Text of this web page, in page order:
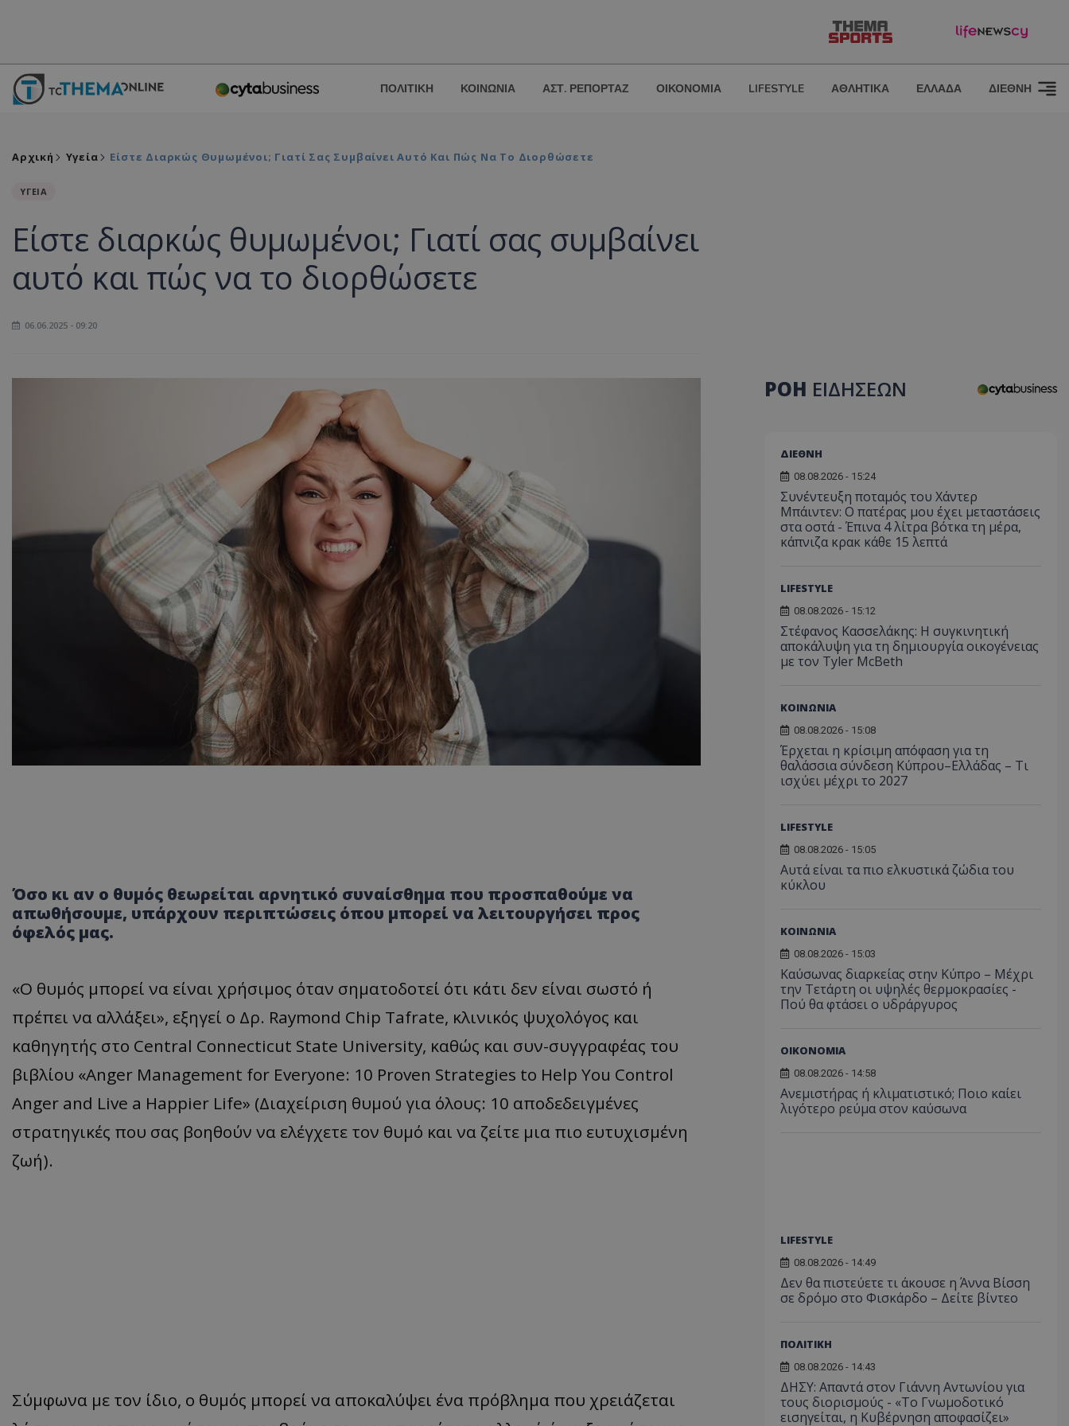
ΠΟΛΙΤΙΚΗ ΚΟΙΝΩΝΙΑ ΑΣΤ. ΡΕΠΟΡΤΑΖ ΟΙΚΟΝΟΜΙΑ LIFESTYLE ΑΘΛΗΤΙΚΑ ΕΛΛΑΔΑ ΔΙΕΘΝΗ
Αρχική Υγεία Είστε Διαρκώς Θυμωμένοι; Γιατί Σας Συμβαίνει Αυτό Και Πώς Να Το Διορθώσετε
ΥΓΕΙΑ
Είστε διαρκώς θυμωμένοι; Γιατί σας συμβαίνει
αυτό και πώς να το διορθώσετε
06.06.2025 - 09:20
Όσο κι αν ο θυμός θεωρείται αρνητικό συναίσθημα που προσπαθούμε να
απωθήσουμε, υπάρχουν περιπτώσεις όπου μπορεί να λειτουργήσει προς
όφελός μας.
«Ο θυμός μπορεί να είναι χρήσιμος όταν σηματοδοτεί ότι κάτι δεν είναι σωστό ή
πρέπει να αλλάξει», εξηγεί ο Δρ. Raymond Chip Tafrate, κλινικός ψυχολόγος και
καθηγητής στο Central Connecticut State University, καθώς και συν-συγγραφέας του
βιβλίου «Anger Management for Everyone: 10 Proven Strategies to Help You Control
Anger and Live a Happier Life» (Διαχείριση θυμού για όλους: 10 αποδεδειγμένες
στρατηγικές που σας βοηθούν να ελέγχετε τον θυμό και να ζείτε μια πιο ευτυχισμένη
ζωή).
Σύμφωνα με τον ίδιο, ο θυμός μπορεί να αποκαλύψει ένα πρόβλημα που χρειάζεται
ΡΟΗ ΕΙΔΗΣΕΩΝ
ΔΙΕΘΝΗ
08.08.2026 - 15:24
Συνέντευξη ποταμός του Χάντερ
Μπάιντεν: Ο πατέρας μου έχει μεταστάσεις
στα οστά - Έπινα 4 λίτρα βότκα τη μέρα,
κάπνιζα κρακ κάθε 15 λεπτά
LIFESTYLE
08.08.2026 - 15:12
Στέφανος Κασσελάκης: Η συγκινητική
αποκάλυψη για τη δηµιουργία οικογένειας
με τον Tyler McBeth
ΚΟΙΝΩΝΙΑ
08.08.2026 - 15:08
Έρχεται η κρίσιμη απόφαση για τη
θαλάσσια σύνδεση Κύπρου–Ελλάδας – Τι
ισχύει μέχρι το 2027
LIFESTYLE
08.08.2026 - 15:05
Αυτά είναι τα πιο ελκυστικά ζώδια του
κύκλου
ΚΟΙΝΩΝΙΑ
08.08.2026 - 15:03
Καύσωνας διαρκείας στην Κύπρο – Μέχρι
την Τετάρτη οι υψηλές θερμοκρασίες -
Πού θα φτάσει ο υδράργυρος
ΟΙΚΟΝΟΜΙΑ
08.08.2026 - 14:58
Ανεμιστήρας ή κλιματιστικό; Ποιο καίει
λιγότερο ρεύμα στον καύσωνα
LIFESTYLE
08.08.2026 - 14:49
Δεν θα πιστεύετε τι άκουσε η Άννα Βίσση
σε δρόμο στο Φισκάρδο – Δείτε βίντεο
ΠΟΛΙΤΙΚΗ
08.08.2026 - 14:43
ΔΗΣΥ: Απαντά στον Γιάννη Αντωνίου για
τους διορισμούς - «Το Γνωμοδοτικό
εισηγείται, η Κυβέρνηση αποφασίζει»